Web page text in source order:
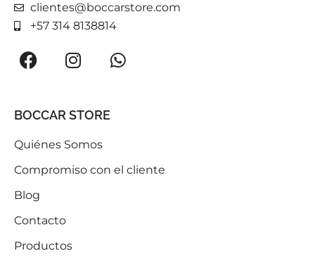
clientes@boccarstore.com
+57 314 8138814
BOCCAR STORE
Quiénes Somos
Compromiso con el cliente
Blog
Contacto
Productos